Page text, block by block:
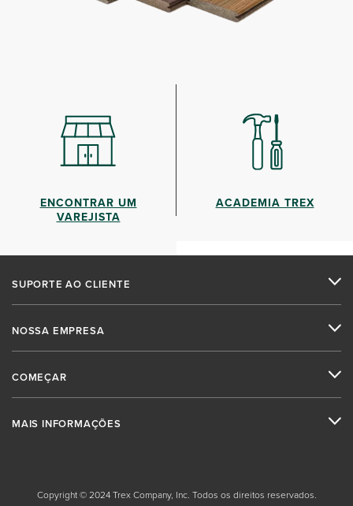
ENCONTRAR UM
VAREJISTA
ACADEMIA TREX
SUPORTE AO CLIENTE
NOSSA EMPRESA
COMEÇAR
MAIS INFORMAÇÕES
Copyright © 2024 Trex Company, Inc. Todos os direitos reservados.